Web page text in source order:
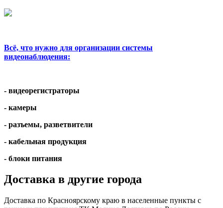
Всё, что нужно для организации системы
видеонаблюдения:
- видеорегистраторы
- камеры
- разъемы, разветвители
- кабельная продукция
- блоки питания
Доставка в другие города
Доставка по Красноярскому краю в населенные пункты с